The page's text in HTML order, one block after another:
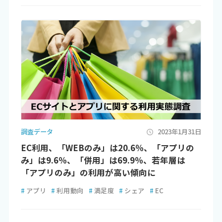
調査データ 2023年1月31日
EC利用、「WEBのみ」は20.6％、「アプリの
み」は9.6％、「併用」は69.9％、若年層は
「アプリのみ」の利用が高い傾向に
# アプリ # 利用動向 # 満足度 # シェア # EC